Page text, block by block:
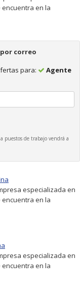
en la
correo
para:
Agente
puestos de trabajo vendrá a
especializada en
en la
especializada en
en la